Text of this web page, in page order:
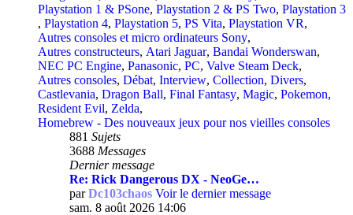
Playstation 1 & PSone, Playstation 2 & PS Two, Playstation 3
, Playstation 4, Playstation 5, PS Vita, Playstation VR,
Autres consoles et micro ordinateurs Sony,
Autres constructeurs, Atari Jaguar, Bandai Wonderswan,
NEC PC Engine, Panasonic, PC, Valve Steam Deck,
Autres consoles, Débat, Interview, Collection, Divers,
Castlevania, Dragon Ball, Final Fantasy, Magic, Pokemon,
Resident Evil, Zelda,
Homebrew - Des nouveaux jeux pour nos vieilles consoles
881 Sujets
3688 Messages
Dernier message
Re: Rick Dangerous DX - NeoGe…
parDc103chaos Voir le dernier message
sam. 8 août 2026 14:06